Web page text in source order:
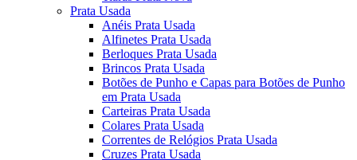
Prata Usada
Anéis Prata Usada
Alfinetes Prata Usada
Berloques Prata Usada
Brincos Prata Usada
Botões de Punho e Capas para Botões de Punho
em Prata Usada
Carteiras Prata Usada
Colares Prata Usada
Correntes de Relógios Prata Usada
Cruzes Prata Usada